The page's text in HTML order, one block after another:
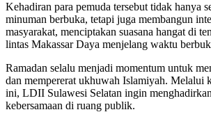
Kehadiran para pemuda tersebut tidak hanya
minuman berbuka, tetapi juga membangun
masyarakat, menciptakan suasana hangat di
lintas Makassar Daya menjelang waktu
Ramadan selalu menjadi momentum untuk
dan mempererat ukhuwah Islamiyah. Melalui
ini, LDII Sulawesi Selatan ingin
kebersamaan di ruang publik.